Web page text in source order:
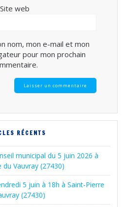
Site web
nom, mon e-mail et mon
pour mon prochain
RÉCENTS
municipal du 5 juin 2026 à
du Vauvray (27430)
5 juin à 18h à Saint-Pierre
(27430)